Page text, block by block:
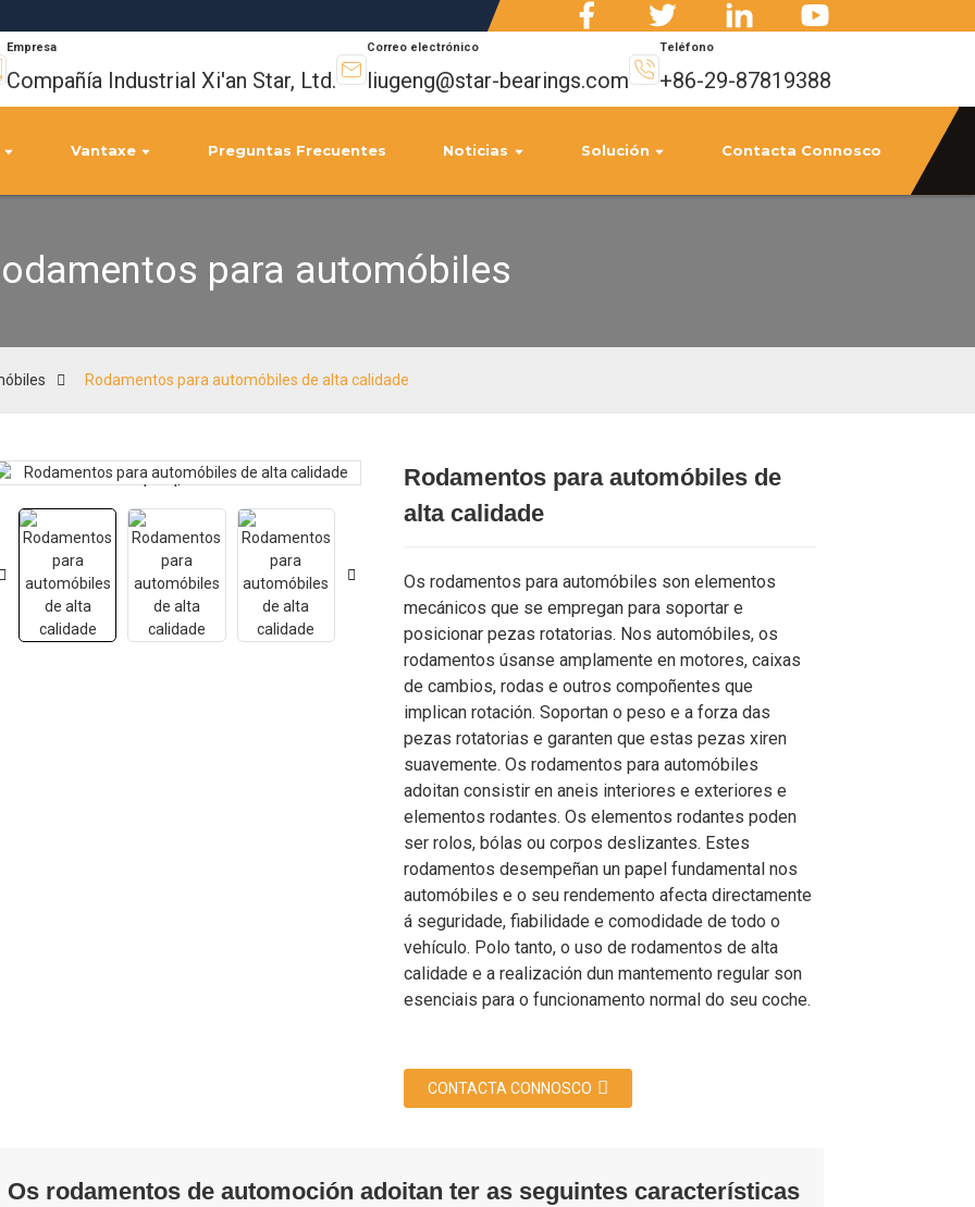
Empresa
Compañía Industrial Xi'an Star, Ltd.
Correo electrónico
liugeng@star-bearings.com
Teléfono
+86-29-87819388
Vantaxe Preguntas Frecuentes Noticias Solución Contacta Connosco
para automóbiles
Rodamentos para automóbiles de alta calidade
Loading...
Loading... Loading...
Loading...
Rodamentos para automóbiles de
alta calidade
Os rodamentos para automóbiles son elementos
mecánicos que se empregan para soportar e
posicionar pezas rotatorias. Nos automóbiles, os
rodamentos úsanse amplamente en motores, caixas
de cambios, rodas e outros compoñentes que
implican rotación. Soportan o peso e a forza das
pezas rotatorias e garanten que estas pezas xiren
suavemente. Os rodamentos para automóbiles
adoitan consistir en aneis interiores e exteriores e
elementos rodantes. Os elementos rodantes poden
ser rolos, bólas ou corpos deslizantes. Estes
rodamentos desempeñan un papel fundamental nos
automóbiles e o seu rendemento afecta directamente
á seguridade, fiabilidade e comodidade de todo o
vehículo. Polo tanto, o uso de rodamentos de alta
calidade e a realización dun mantemento regular son
esenciais para o funcionamento normal do seu coche.
CONTACTA CONNOSCO
Os rodamentos de automoción adoitan ter as seguintes características